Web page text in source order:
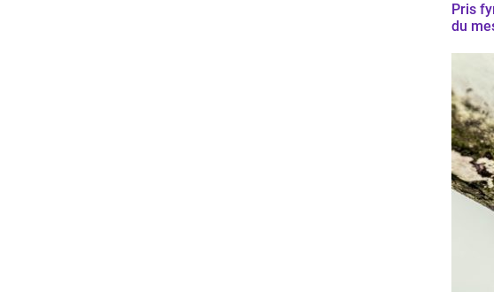
Pris
du